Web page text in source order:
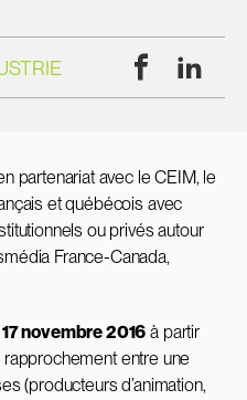
Facebook
partenariat avec le CEIM, le
et québécois avec
ou privés autour
France-Canada,
17 novembre 2016 à partir
entre une
(producteurs d’animation,